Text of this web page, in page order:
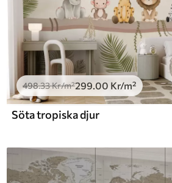
498.33Kr/m²299.00 Kr/m²
Söta tropiska djur